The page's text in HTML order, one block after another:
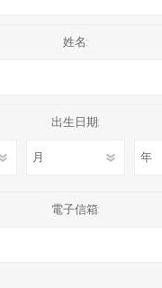
姓名:
出生日期:
電子信箱: